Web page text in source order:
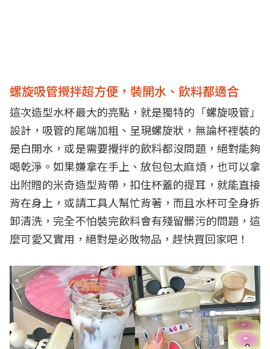
螺旋吸管攪拌超方便，裝開水、飲料都適合
這次造型水杯最大的亮點，就是獨特的「螺旋吸管」
設計，吸管的尾端加粗、呈現螺旋狀，無論杯裡裝的
是白開水，或是需要攪拌的飲料都沒問題，絕對能夠
喝乾淨。如果嫌拿在手上、放包包太麻煩，也可以拿
出附贈的米奇造型背帶，扣住杯蓋的提耳，就能直接
背在身上，或請工具人幫忙背著，而且水杯可全身拆
卸清洗，完全不怕裝完飲料會有殘留髒污的問題，這
麼可愛又實用，絕對是必敗物品，趕快買回家吧！